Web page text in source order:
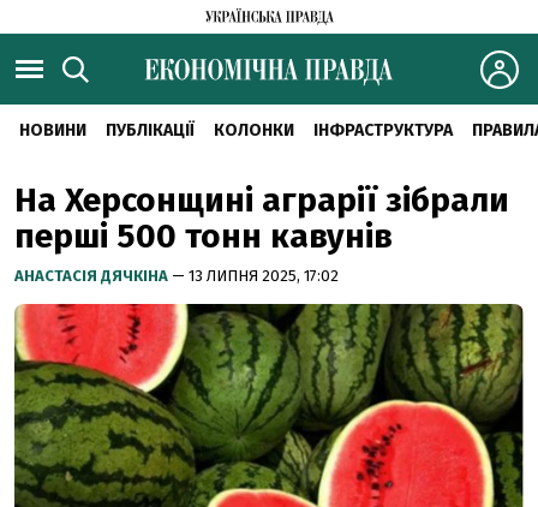
НОВИНИ ПУБЛІКАЦІЇ КОЛОНКИ ІНФРАСТРУКТУРА
На Херсонщині аграрії зібрали
перші 500 тонн кавунів
АНАСТАСІЯ ДЯЧКІНА — 13 ЛИПНЯ 2025, 17:02